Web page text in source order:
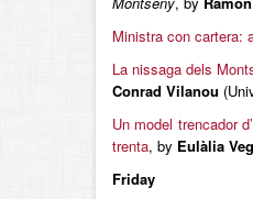
Ministra con cartera:
La nissaga dels
Conrad Vilanou
Un model trencador
trenta, by Eulàlia
Friday